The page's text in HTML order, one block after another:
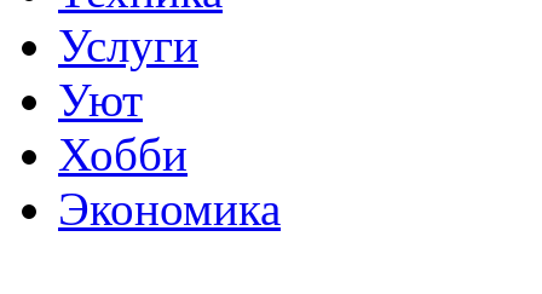
Услуги
Уют
Хобби
Экономика